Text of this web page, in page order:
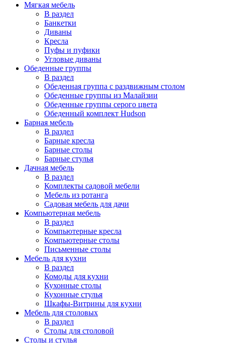
Мягкая мебель
В раздел
Банкетки
Диваны
Кресла
Пуфы и пуфики
Угловые диваны
Обеденные группы
В раздел
Обеденная группа с раздвижным столом
Обеденные группы из Малайзии
Обеденные группы серого цвета
Обеденный комплект Hudson
Барная мебель
В раздел
Барные кресла
Барные столы
Барные стулья
Дачная мебель
В раздел
Комплекты садовой мебели
Мебель из ротанга
Садовая мебель для дачи
Компьютерная мебель
В раздел
Компьютерные кресла
Компьютерные столы
Письменные столы
Мебель для кухни
В раздел
Комоды для кухни
Кухонные столы
Кухонные стулья
Шкафы-Витрины для кухни
Мебель для столовых
В раздел
Столы для столовой
Столы и стулья